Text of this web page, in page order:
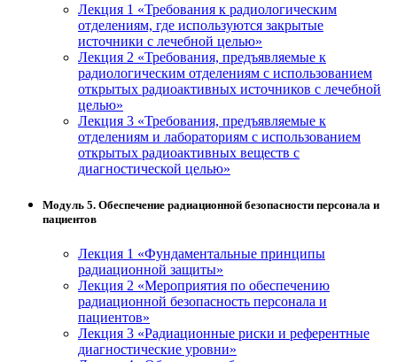
Лекция 1 «Требования к радиологическим
отделениям, где используются закрытые
источники с лечебной целью»
Лекция 2 «Требования, предъявляемые к
радиологическим отделениям с использованием
открытых радиоактивных источников с лечебной
целью»
Лекция 3 «Требования, предъявляемые к
отделениям и лабораториям с использованием
открытых радиоактивных веществ с
диагностической целью»
Модуль 5. Обеспечение радиационной безопасности персонала и
пациентов
Лекция 1 «Фундаментальные принципы
радиационной защиты»
Лекция 2 «Мероприятия по обеспечению
радиационной безопасность персонала и
пациентов»
Лекция 3 «Радиационные риски и референтные
диагностические уровни»